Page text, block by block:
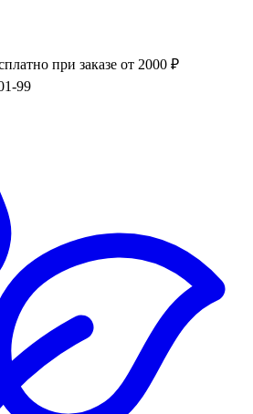
при заказе от 2000 ₽
99